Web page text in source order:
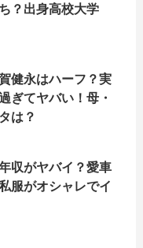
？出身高校大学
健永はハーフ？実
ぎてヤバい！母・
は？
収がヤバイ？愛車
服がオシャレでイ